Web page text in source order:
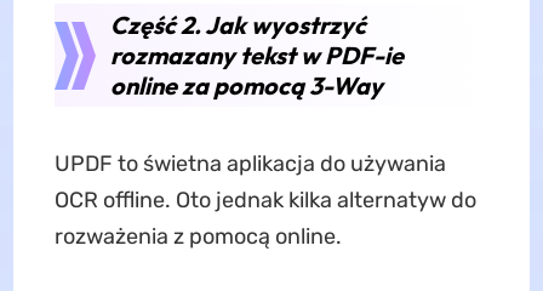
Część 2. Jak wyostrzyć
rozmazany tekst w PDF-ie
online za pomocą 3-Way
UPDF to świetna aplikacja do używania
OCR offline. Oto jednak kilka alternatyw do
rozważenia z pomocą online.